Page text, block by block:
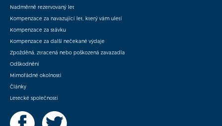
Nadměrně rezervovaný let
Kompenzace za navazující let, který vám uletí
Kompenzace za stávku
Kompenzace za další nečekané výdaje
Zpožděná, ztracená nebo poškozená zavazadla
Odškodnění
Mimořádné okolnosti
Články
Letecké společnosti